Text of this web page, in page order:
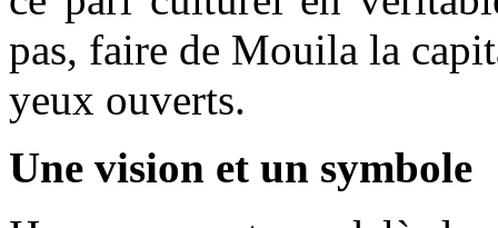
pas, faire de Mouila la
yeux ouverts.
Une vision et un symbole